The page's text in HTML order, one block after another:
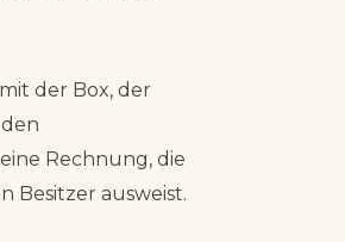
der Box, der
Rechnung, die
Besitzer ausweist.